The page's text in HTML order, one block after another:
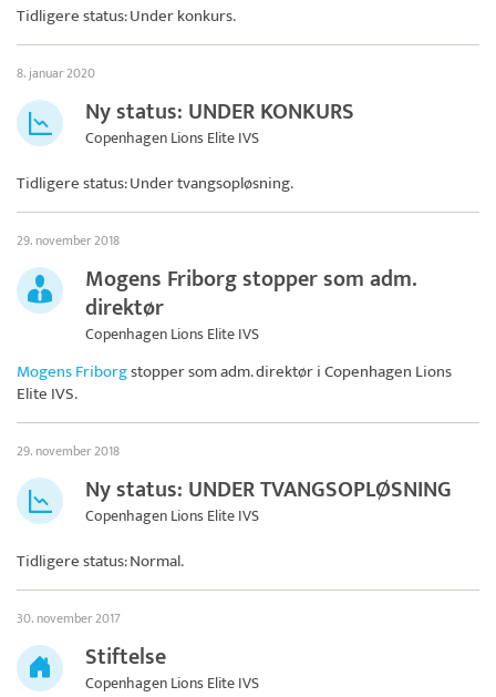
Tidligere status: Under konkurs.
8. januar 2020
Ny status: UNDER KONKURS
Copenhagen Lions Elite IVS
Tidligere status: Under tvangsopløsning.
29. november 2018
Mogens Friborg stopper som adm.
direktør
Copenhagen Lions Elite IVS
Mogens Friborgstopper som adm. direktør iCopenhagen Lions
Elite IVS.
29. november 2018
Ny status: UNDER TVANGSOPLØSNING
Copenhagen Lions Elite IVS
Tidligere status: Normal.
30. november 2017
Stiftelse
Copenhagen Lions Elite IVS